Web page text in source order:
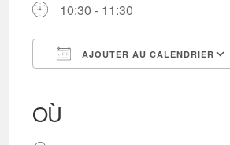
10:30 - 11:30
AJOUTER AU CALENDRIER
OÙ